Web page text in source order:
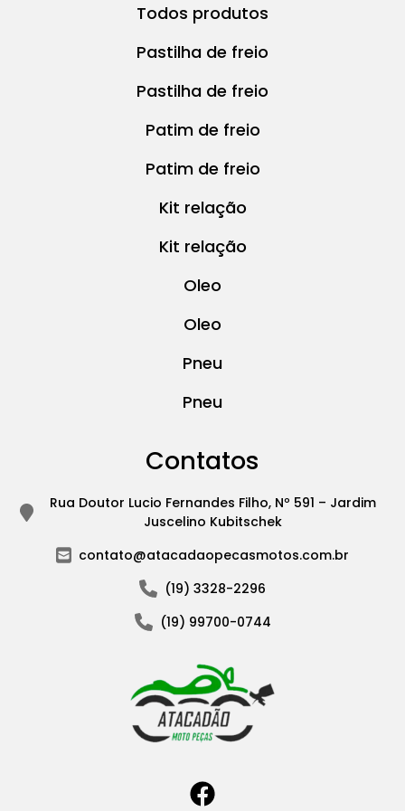
Todos produtos
Pastilha de freio
Pastilha de freio
Patim de freio
Patim de freio
Kit relação
Kit relação
Oleo
Oleo
Pneu
Pneu
Contatos
Rua Doutor Lucio Fernandes Filho, Nº 591 – Jardim
Juscelino Kubitschek
contato@atacadaopecasmotos.com.br
(19) 3328-2296
(19) 99700-0744